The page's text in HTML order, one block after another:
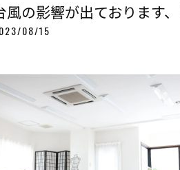
風の影響が出ております
08/15